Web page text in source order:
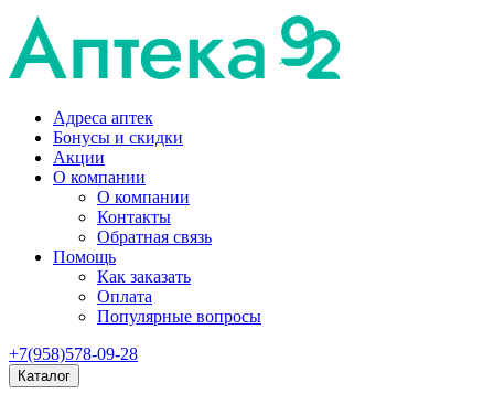
Адреса аптек
Бонусы и скидки
Акции
О компании
О компании
Контакты
Обратная связь
Помощь
Как заказать
Оплата
Популярные вопросы
+7(958)578-09-28
Каталог